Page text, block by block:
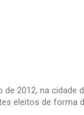
2012, na cidade
eleitos de forma